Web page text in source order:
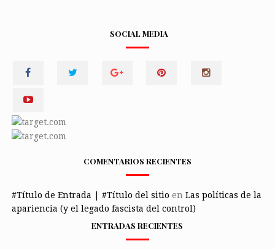
SOCIAL MEDIA
COMENTARIOS RECIENTES
#Título de Entrada | #Título del sitio en Las políticas de la
apariencia (y el legado fascista del control)
ENTRADAS RECIENTES